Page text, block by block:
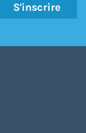
S'inscrire